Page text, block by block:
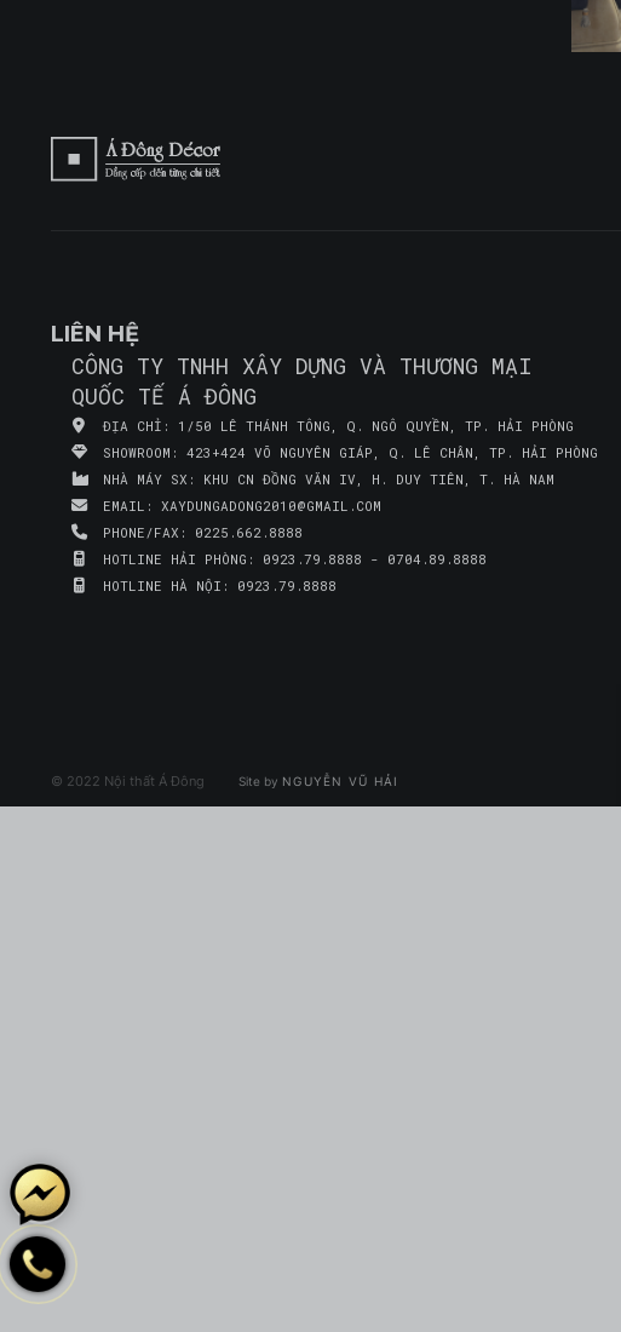
LIÊN HỆ
CÔNG TY TNHH XÂY DỰNG VÀ THƯƠNG MẠI
QUỐC TẾ Á ĐÔNG
ĐỊA CHỈ: 1/50 LÊ THÁNH TÔNG, Q. NGÔ QUYỀN, TP. HẢI PHÒNG
SHOWROOM: 423+424 VÕ NGUYÊN GIÁP, Q. LÊ CHÂN, TP. HẢI PHÒNG
NHÀ MÁY SX: KHU CN ĐỒNG VĂN IV, H. DUY TIÊN, T. HÀ NAM
EMAIL: XAYDUNGADONG2010@GMAIL.COM
PHONE/FAX: 0225.662.8888
HOTLINE HẢI PHÒNG: 0923.79.8888 - 0704.89.8888
HOTLINE HÀ NỘI: 0923.79.8888
© 2022 Nội thất Á Đông Site by NGUYỄN VŨ HẢI